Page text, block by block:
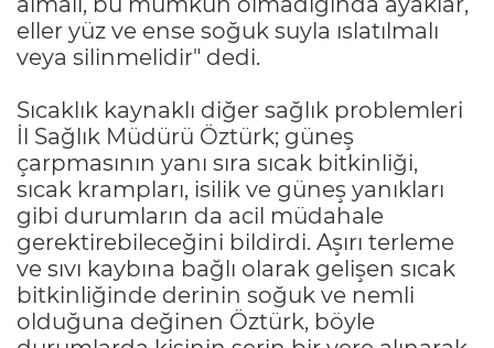
eller yüz ve ense soğuk suyla ıslatılmalı
veya silinmelidir" dedi.
Sıcaklık kaynaklı diğer sağlık problemleri
İl Sağlık Müdürü Öztürk; güneş
çarpmasının yanı sıra sıcak bitkinliği,
sıcak krampları, isilik ve güneş yanıkları
gibi durumların da acil müdahale
gerektirebileceğini bildirdi. Aşırı terleme
ve sıvı kaybına bağlı olarak gelişen sıcak
bitkinliğinde derinin soğuk ve nemli
olduğuna değinen Öztürk, böyle